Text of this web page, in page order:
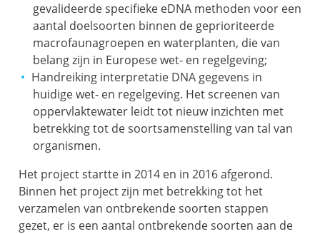
gevalideerde specifieke eDNA methoden voor een
aantal doelsoorten binnen de geprioriteerde
macrofaunagroepen en waterplanten, die van
belang zijn in Europese wet- en regelgeving;
Handreiking interpretatie DNA gegevens in
huidige wet- en regelgeving. Het screenen van
oppervlaktewater leidt tot nieuw inzichten met
betrekking tot de soortsamenstelling van tal van
organismen.
Het project startte in 2014 en in 2016 afgerond.
Binnen het project zijn met betrekking tot het
verzamelen van ontbrekende soorten stappen
gezet, er is een aantal ontbrekende soorten aan de